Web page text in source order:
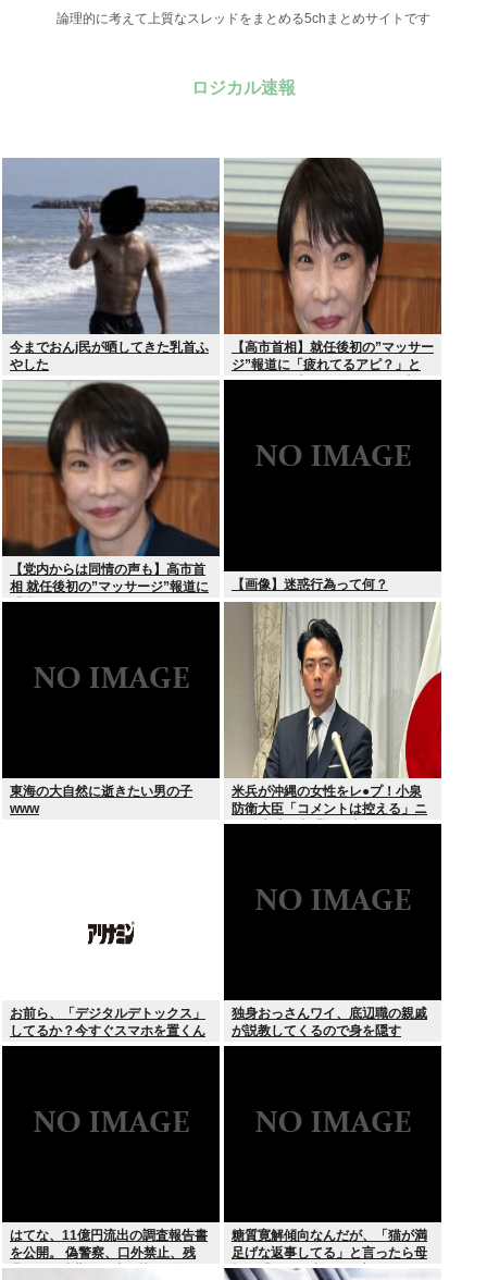
論理的に考えて上質なスレッドをまとめる5chまとめサイトです
ロジカル速報
今までおんj民が晒してきた乳首ふ
やした
【高市首相】就任後初の”マッサー
ジ”報道に「疲れてるアピ？」と
SNSでは一部から冷ややかな声…
【党内からは同情の声も】高市首
相 就任後初の”マッサージ”報道に
「疲れてるアピ？」とSNSでは一
【画像】迷惑行為って何？
東海の大自然に逝きたい男の子
www
米兵が沖縄の女性をレ●プ！小泉
防衛大臣「コメントは控える」ニ
ュー速愛国者「辺野古！」
お前ら、「デジタルデトックス」
してるか？今すぐスマホを置くん
だ。
独身おっさんワイ、底辺職の親戚
が説教してくるので身を隠す
はてな、11億円流出の調査報告書
を公開。 偽警察、口外禁止、残
業・休日出勤200時間越、孤
糖質寛解傾向なんだが、「猫が満
足げな返事してる」と言ったら母
親に「お気の毒w」と言われた